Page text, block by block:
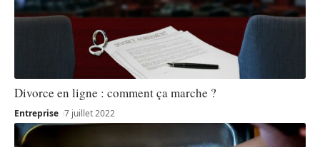
Divorce en ligne : comment ça marche ?
Entreprise 7 juillet 2022